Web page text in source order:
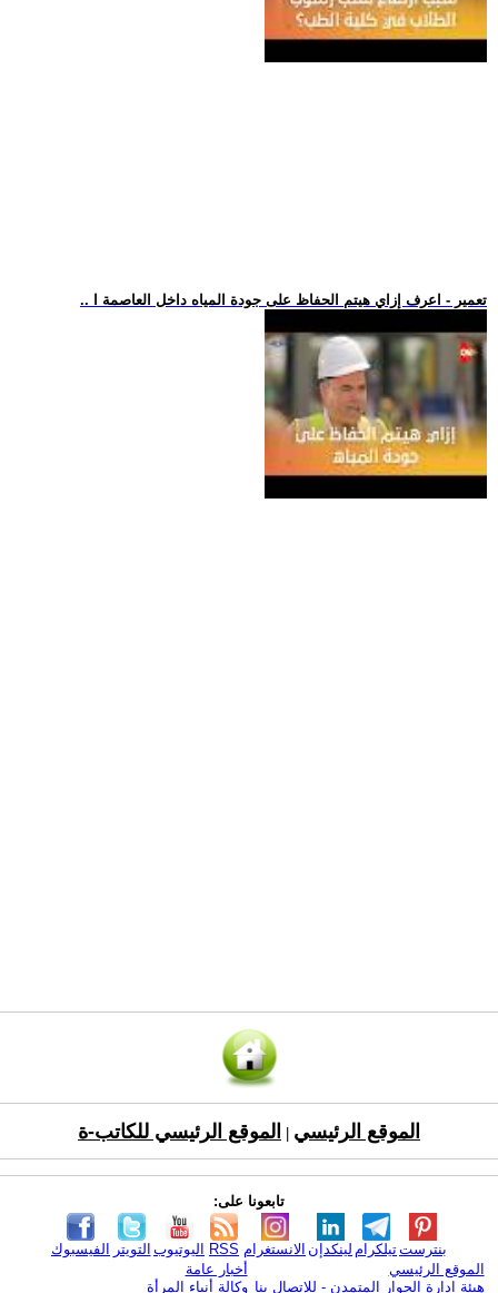
.. تعمير - اعرف إزاي هيتم الحفاظ على جودة المياه داخل العاصمة ا
الموقع الرئيسي الموقع الرئيسي للكاتب-ة
تابعونا على:
الفيسبوك التويتر اليوتيوب RSS الانستغرام لينكدإن تيلكرامبنترست
الموقع الرئيسي
هيئة ادارة الحوار المتمدن - للإتصال بنا
أخبار عامة
وكالة أنباء المرأة